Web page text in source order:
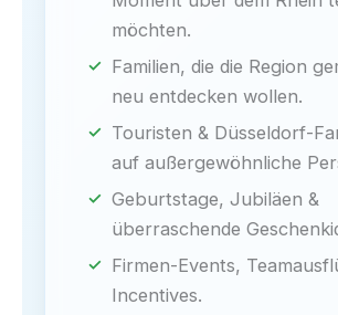
möchten.
Familien, die die Region
neu entdecken wollen.
Touristen & Düsseldorf-
auf außergewöhnliche
Geburtstage, Jubiläen &
überraschende
Firmen-Events,
Incentives.